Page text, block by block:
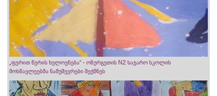
„ფერით წერის ხელოვნება“ - ოზურგეთის N2 საჯარო სკოლის
მოსწავლეებმა ნამუშევრები შექმნეს